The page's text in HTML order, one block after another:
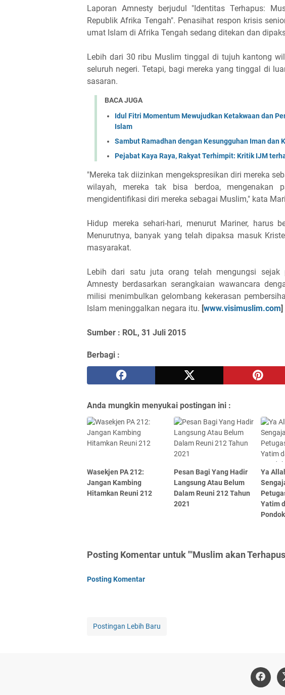
Laporan Amnesty berjudul "Identitas Terhapus:
Republik Afrika Tengah". Penasihat respon krisis
umat Islam di Afrika Tengah sedang ditekan dan
Lebih dari 30 ribu Muslim tinggal di tujuh kantong
seluruh negeri. Tetapi, bagi mereka yang tinggal di
sasaran.
BACA JUGA
Idul Fitri Momentum Mewujudkan Ketakwaan dan
Islam
Sambut Ramadhan dengan Kesungguhan Iman dan
Pejabat Kaya Raya, Rakyat Terhimpit: Kritik IJM
"Mereka tak diizinkan mengekspresikan diri mereka
wilayah, mereka tak bisa berdoa, mengenakan
mengidentifikasi diri mereka sebagai Muslim," kata
Hidup mereka sehari-hari, menurut Mariner, harus
Menurutnya, banyak yang telah dipaksa masuk
masyarakat.
Lebih dari satu juta orang telah mengungsi sejak
Amnesty berdasarkan serangkaian wawancara
milisi menimbulkan gelombang kekerasan
Islam meninggalkan negara itu. [www.visimuslim.com]
Sumber : ROL, 31 Juli 2015
Berbagi :
Anda mungkin menyukai postingan ini :
Wasekjen PA 212:
Jangan Kambing
Hitamkan Reuni 212
Pesan Bagi Yang Hadir
Langsung Atau Belum
Dalam Reuni 212 Tahun
2021
Ya
Yatim
Pondok
Posting Komentar untuk "'Muslim akan
Posting Komentar
Postingan Lebih Baru